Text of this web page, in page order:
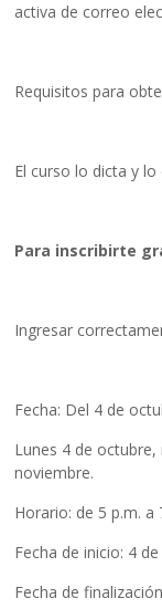
activa de correo
Requisitos para
El curso lo dicta y
Para inscribirte
Ingresar
Fecha: Del 4 de
Lunes 4 de
noviembre.
Horario: de 5 p.m. a
Fecha de inicio: 4
Fecha de